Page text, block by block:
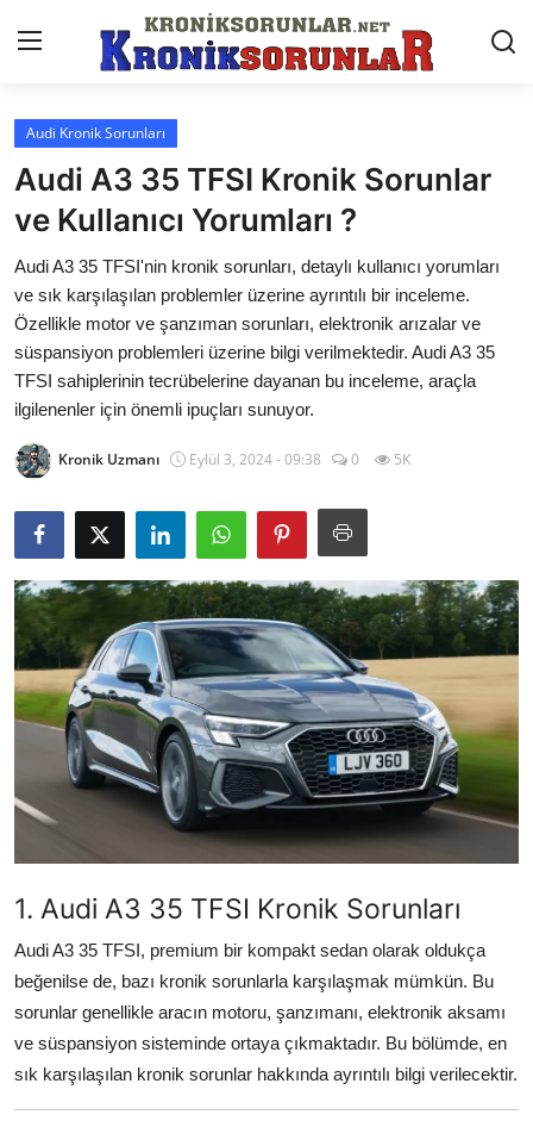
Anasayfa
Markalar
İletişim
Trafik & Cezalar
Sigorta & Kasko
Vergi & ÖTV & MTV
Muayene & Ruhsat
Sorgulamalar
Bakım & Arıza Çözümleri
Elektrikli & Hibrit
Kiralama & Filo
Sürüş & Güvenlik
LPG & Yakıt
Elektrik & Akü
Klima & Konfor
Audi Kronik Sorunları
Audi A3 35 TFSI Kronik Sorunlar
ve Kullanıcı Yorumları ?
Audi A3 35 TFSI'nin kronik sorunları, detaylı kullanıcı yorumları
ve sık karşılaşılan problemler üzerine ayrıntılı bir inceleme.
Özellikle motor ve şanzıman sorunları, elektronik arızalar ve
süspansiyon problemleri üzerine bilgi verilmektedir. Audi A3 35
TFSI sahiplerinin tecrübelerine dayanan bu inceleme, araçla
ilgilenenler için önemli ipuçları sunuyor.
Kronik Uzmanı Eylül 3, 2024 - 09:38 0 5K
1. Audi A3 35 TFSI Kronik Sorunları
Audi A3 35 TFSI, premium bir kompakt sedan olarak oldukça
beğenilse de, bazı kronik sorunlarla karşılaşmak mümkün. Bu
sorunlar genellikle aracın motoru, şanzımanı, elektronik aksamı
ve süspansiyon sisteminde ortaya çıkmaktadır. Bu bölümde, en
sık karşılaşılan kronik sorunlar hakkında ayrıntılı bilgi verilecektir.